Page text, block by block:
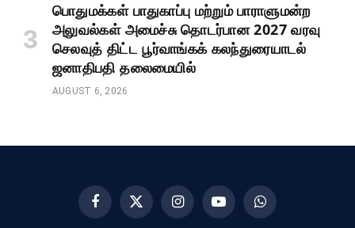
பொதுமக்கள் பாதுகாப்பு மற்றும் பாராளுமன்ற
அலுவல்கள் அமைச்சு தொடர்பான 2027 வரவு
செலவுத் திட்ட பூர்வாங்கக் கலந்துரையாடல்
ஜனாதிபதி தலைமையில்
AUGUST 6, 2026
FacebookX
(Twitter)
InstagramYouTubeWhatsApp